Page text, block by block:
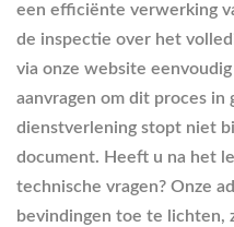
een efficiënte verwerking
de inspectie over het
via onze website eenvoudig
aanvragen om dit proces in
dienstverlening stopt niet
document. Heeft u na het
technische vragen? Onze
bevindingen toe te lichten,